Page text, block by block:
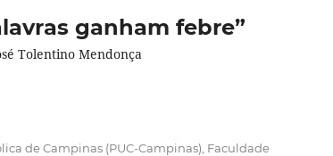
ganham febre”
Tolentino Mendonça
de Campinas (PUC-Campinas), Faculdade